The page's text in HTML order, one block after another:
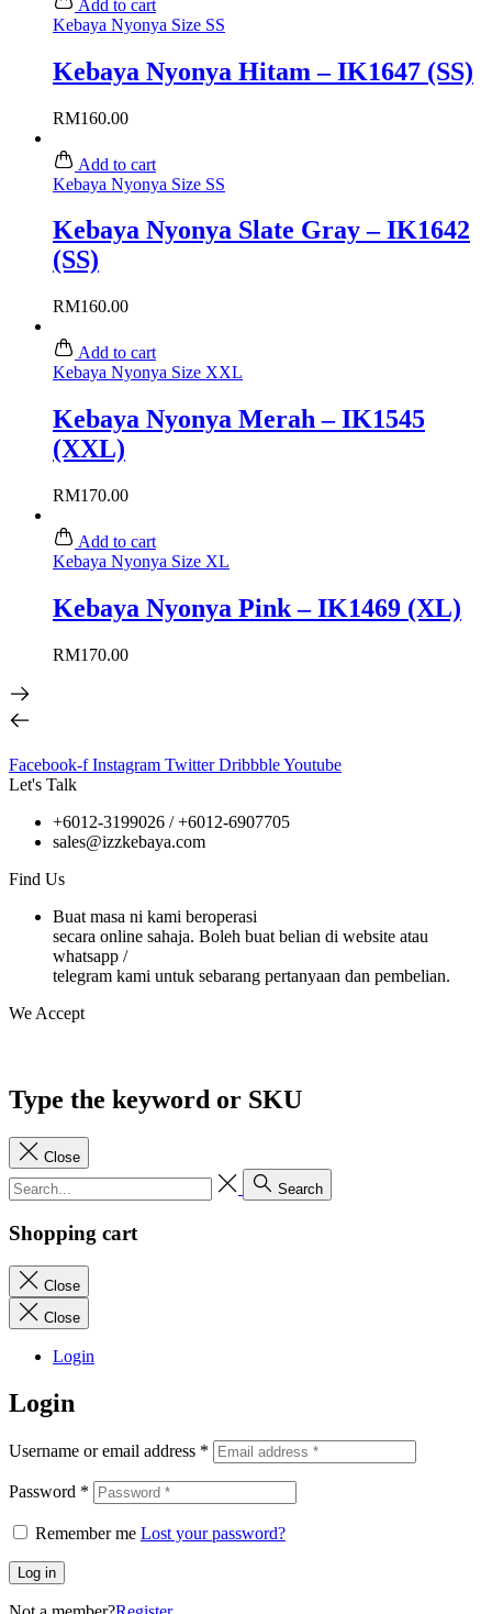
Add to cart
Kebaya Nyonya Size SS
Kebaya Nyonya Hitam – IK1647 (SS)
RM160.00
Add to cart
Kebaya Nyonya Size SS
Kebaya Nyonya Slate Gray – IK1642
(SS)
RM160.00
Add to cart
Kebaya Nyonya Size XXL
Kebaya Nyonya Merah – IK1545
(XXL)
RM170.00
Add to cart
Kebaya Nyonya Size XL
Kebaya Nyonya Pink – IK1469 (XL)
RM170.00
Facebook-f Instagram Twitter DribbbleYoutube
Let's Talk
+6012-3199026 / +6012-6907705
sales@izzkebaya.com
Find Us
Buat masa ni kami beroperasi
secara online sahaja. Boleh buat belian di website atau
whatsapp /
telegram kami untuk sebarang pertanyaan dan pembelian.
We Accept
Type the keyword or SKU
Close
Search
Shopping cart
Close
Close
Login
Login
Username or email address *
Password *
Remember me Lost your password?
Log in